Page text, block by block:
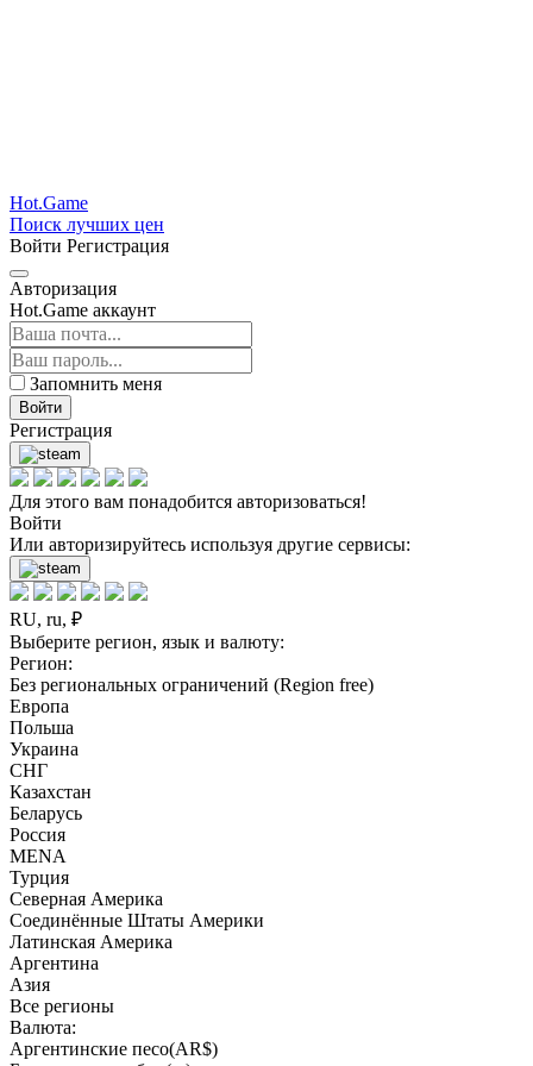
Hot.Game
Поиск лучших цен
Войти Регистрация
Авторизация
Hot.Game аккаунт
Запомнить меня
Войти
Регистрация
Для этого вам понадобится авторизоваться!
Войти
Или авторизируйтесь используя другие сервисы:
RU, ru, ₽
Выберите регион, язык и валюту:
Регион:
Без региональных ограничений (Region free)
Европа
Польша
Украина
СНГ
Казахстан
Беларусь
Россия
MENA
Турция
Северная Америка
Соединённые Штаты Америки
Латинская Америка
Аргентина
Азия
Все регионы
Валюта:
Аргентинские песо(AR$)